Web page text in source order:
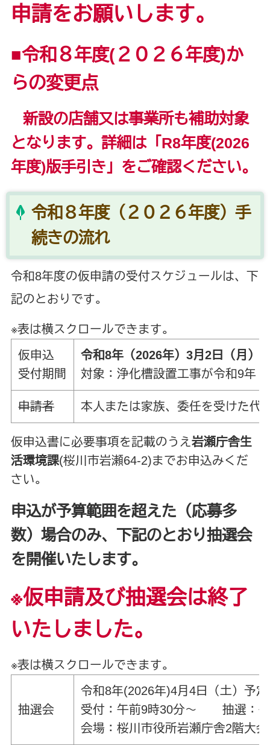
申請をお願いします。
■令和８年度(２０２６年度)か
らの変更点
新設の店舗又は事業所も補助対象
となります。詳細は「R8年度(2026
年度)版手引き」をご確認ください。
令和８年度（２０２６年度）手
続きの流れ
令和8年度の仮申請の受付スケジュールは、下
記のとおりです。
※表は横スクロールできます。
仮申込
受付期間
令和8年（2026年）3月2日（月）
対象：浄化槽設置工事が令和9年
申請者 本人または家族、委任を受けた代
仮申込書に必要事項を記載のうえ 岩瀬庁舎生
活環境課(桜川市岩瀬64-2)までお申込みくだ
さい。
申込が予算範囲を超えた（応募多
数）場合のみ、下記のとおり抽選会
を開催いたします。
※仮申請及び抽選会は終了
いたしました。
※表は横スクロールできます。
抽選会
令和8年(2026年)4月4日（土）予定
受付：午前9時30分～ 抽選：午
会場：桜川市役所岩瀬庁舎2階